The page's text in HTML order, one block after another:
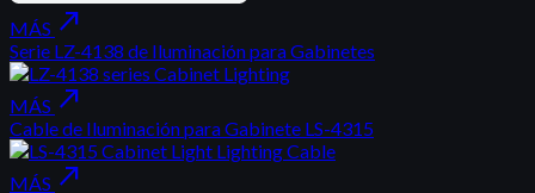
MÁS north_east
Serie LZ-4138 de Iluminación para Gabinetes
MÁS north_east
Cable de Iluminación para Gabinete LS-4315
MÁS north_east